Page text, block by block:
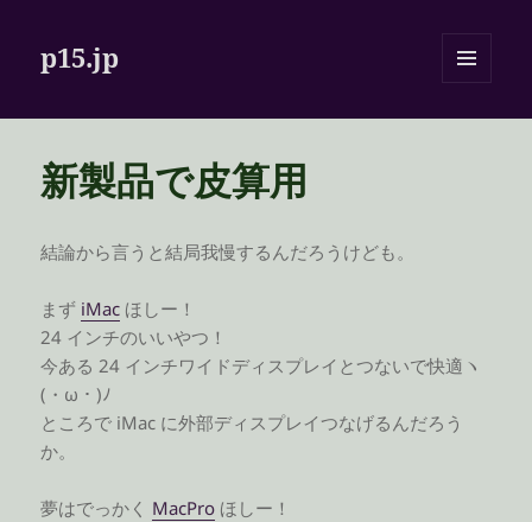
p15.jp
ーとウ
新製品で皮算用
結論から言うと結局我慢するんだろうけども。
まず iMac ほしー！
24 インチのいいやつ！
今ある 24 インチワイドディスプレイとつないで快適ヽ
(・ω・)ﾉ
ところで iMac に外部ディスプレイつなげるんだろう
か。
夢はでっかく MacPro ほしー！